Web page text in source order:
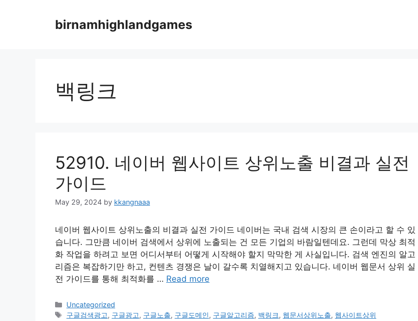
birnamhighlandgames
백링크
52910. 네이버 웹사이트 상위노출 비결과 실전
가이드
May 29, 2024 by kkangnaaa
네이버 웹사이트 상위노출의 비결과 실전 가이드 네이버는 국내 검색 시장의 큰 손이라고 할 수 있
습니다. 그만큼 네이버 검색에서 상위에 노출되는 건 모든 기업의 바람일텐데요. 그런데 막상 최적
화 작업을 하려고 보면 어디서부터 어떻게 시작해야 할지 막막한 게 사실입니다. 검색 엔진의 알고
리즘은 복잡하기만 하고, 컨텐츠 경쟁은 날이 갈수록 치열해지고 있습니다. 네이버 웹문서 상위 실
전 가이드를 통해 최적화를 … Read more
Categories
Uncategorized
Tags
구글검색광고, 구글광고, 구글노출, 구글도메인, 구글알고리즘, 백링크, 웹문서상위노출, 웹사이트상위